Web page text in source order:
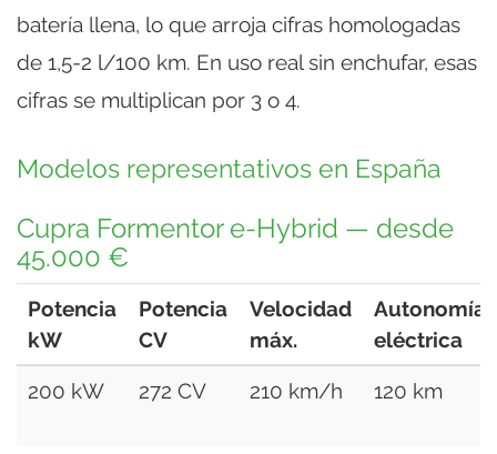
batería llena, lo que arroja cifras homologadas
de 1,5-2 l/100 km. En uso real sin enchufar, esas
cifras se multiplican por 3 o 4.
Modelos representativos en España
Cupra Formentor e-Hybrid — desde
45.000 €
Potencia
kW
Potencia
CV
Velocidad
máx.
Autonomía
eléctrica
200 kW 272 CV 210 km/h 120 km